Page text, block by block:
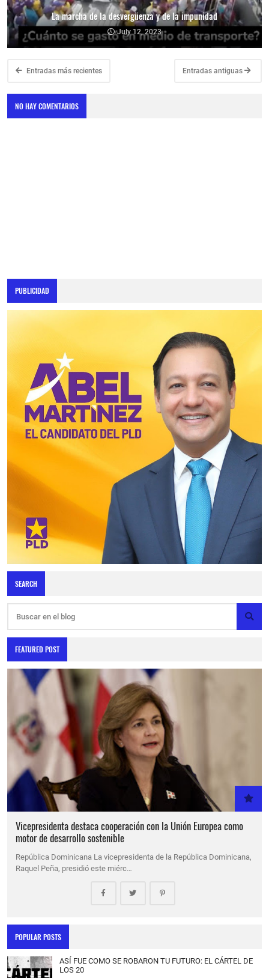
La marcha de la desvergüenza y de la impunidad
July 12, 2023
Entradas más recientes Entradas antiguas
NO HAY COMENTARIOS
PUBLICIDAD
SEARCH
FEATURED POST
Vicepresidenta destaca cooperación con la Unión Europea como
motor de desarrollo sostenible
República Dominicana La vicepresidenta de la República Dominicana,
Raquel Peña, presidió este miérc…
POPULAR POSTS
ASÍ FUE COMO SE ROBARON TU FUTURO: EL CÁRTEL DE
LOS 20